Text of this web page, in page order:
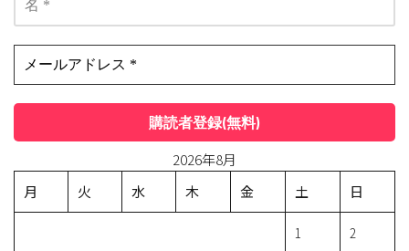
2026年8月
月
火 水 木 金 土 日
1 2